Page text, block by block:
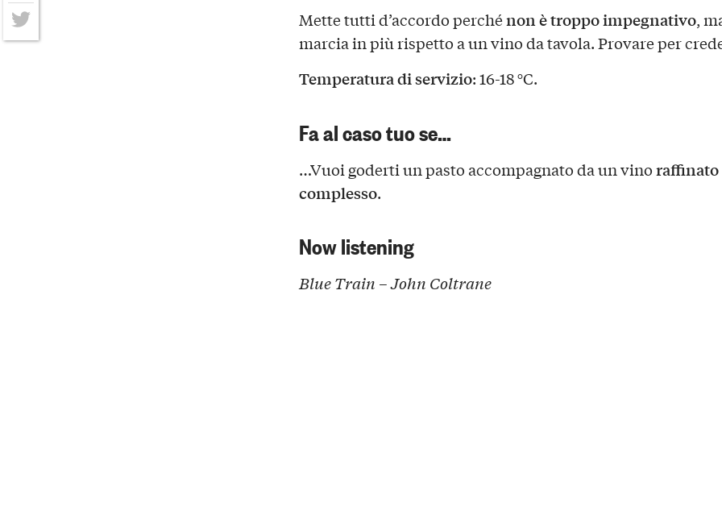
Mette tutti d’accordo perchénon è troppo impegnativo,
marcia in più rispetto a un vino da tavola. Provare per
Temperatura di servizio: 16-18 °C.
Fa al caso tuo se…
…Vuoi goderti un pasto accompagnato da un vinoraffinato
complesso.
Now listening
Blue Train – John Coltrane
Facebook
Twitter